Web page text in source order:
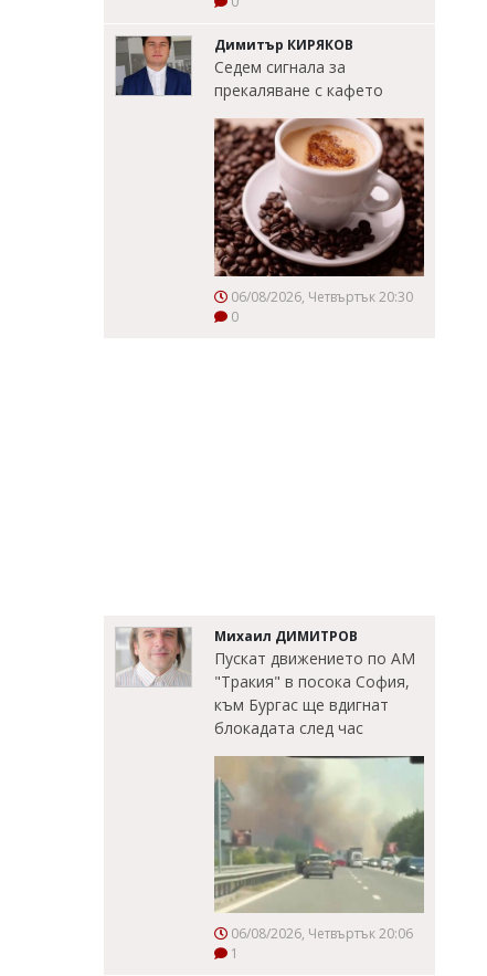
Димитър КИРЯКОВ
Седем сигнала за
прекаляване с кафето
06/08/2026, Четвъртък 20:30
0
Михаил ДИМИТРОВ
Пускат движението по АМ
"Тракия" в посока София,
към Бургас ще вдигнат
блокадата след час
06/08/2026, Четвъртък 20:06
1